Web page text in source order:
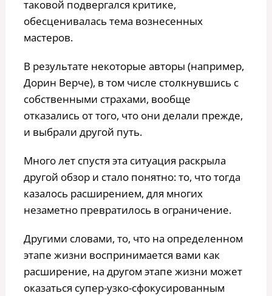
таковой подвергался критике,
обесценивалась тема вознесенных
мастеров.
В результате некоторые авторы (например,
Дорин Верче), в том числе столкнувшись с
собственными страхами, вообще
отказались от того, что они делали прежде,
и выбрали другой путь.
Много лет спустя эта ситуация раскрыла
другой обзор и стало понятно: то, что тогда
казалось расширением, для многих
незаметно превратилось в ограничение.
Другими словами, то, что на определенном
этапе жизни воспринимается вами как
расширение, на другом этапе жизни может
оказаться супер-узко-сфокусированным